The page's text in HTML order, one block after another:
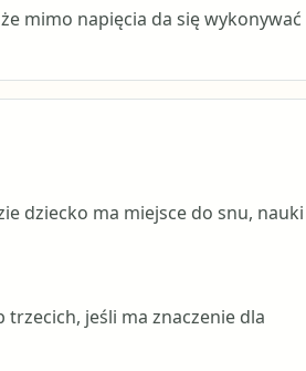
mimo napięcia da się wykonywać
dziecko ma miejsce do snu, nauki
trzecich, jeśli ma znaczenie dla